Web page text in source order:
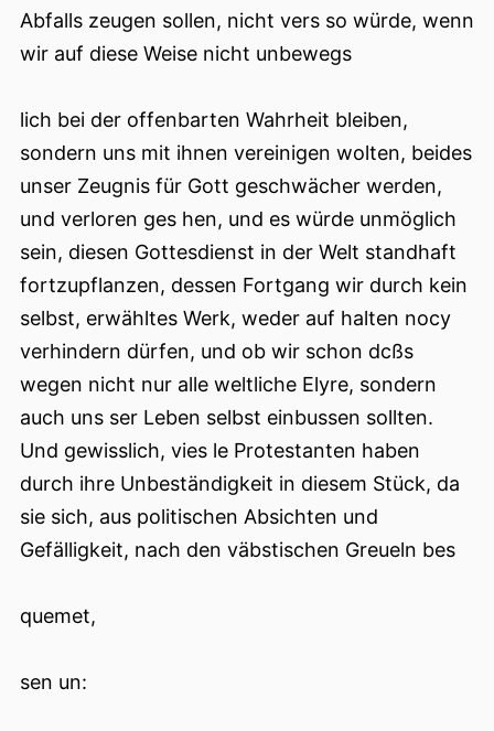
Abfalls zeugen sollen, nicht vers so würde, wenn
wir auf diese Weise nicht unbewegs
lich bei der offenbarten Wahrheit bleiben,
sondern uns mit ihnen vereinigen wolten, beides
unser Zeugnis für Gott geschwächer werden,
und verloren ges hen, und es würde unmöglich
sein, diesen Gottesdienst in der Welt standhaft
fortzupflanzen, dessen Fortgang wir durch kein
selbst, erwähltes Werk, weder auf halten nocy
verhindern dürfen, und ob wir schon dcßs
wegen nicht nur alle weltliche Elyre, sondern
auch uns ser Leben selbst einbussen sollten.
Und gewisslich, vies le Protestanten haben
durch ihre Unbeständigkeit in diesem Stück, da
sie sich, aus politischen Absichten und
Gefälligkeit, nach den väbstischen Greueln bes
quemet,
sen un: